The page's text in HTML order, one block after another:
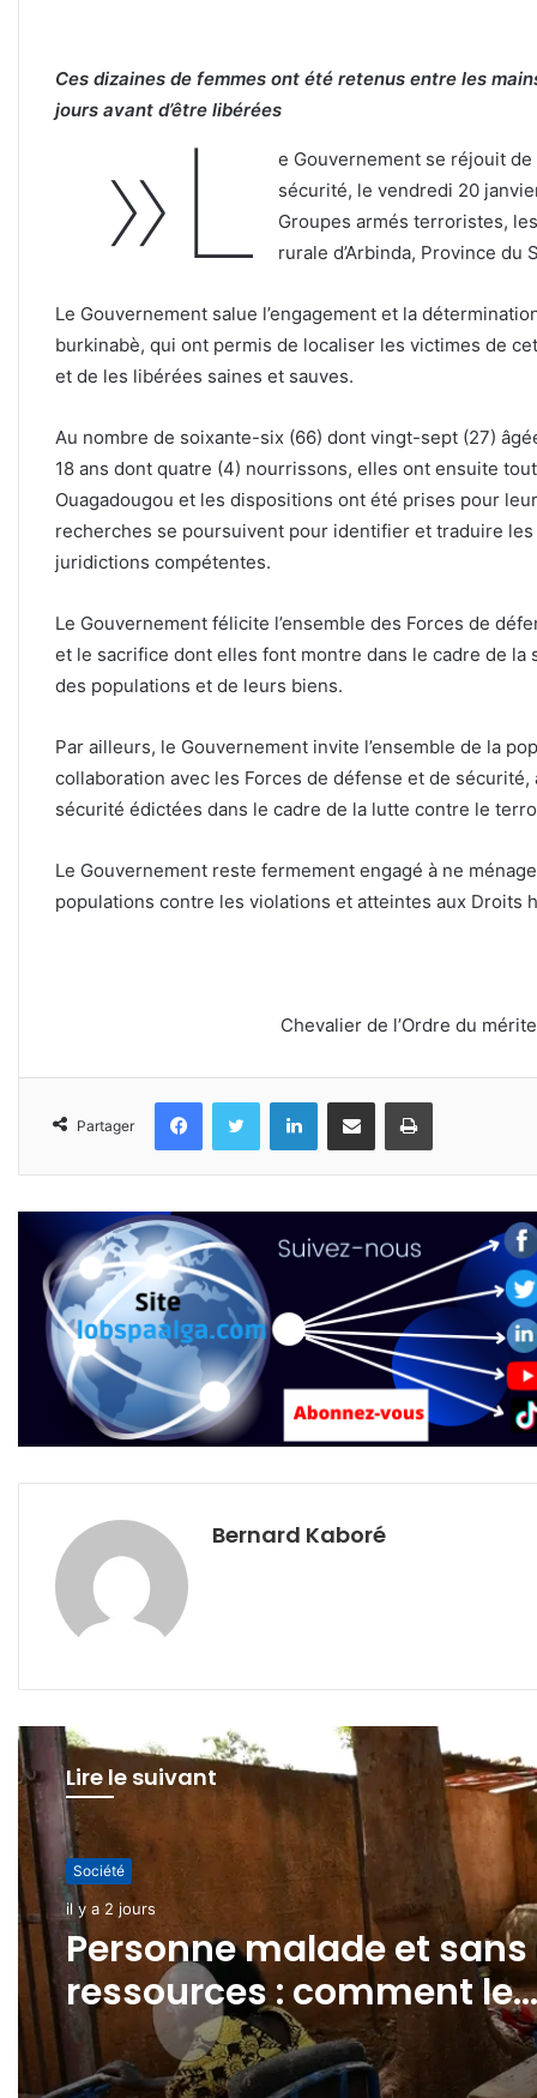
Ces dizaines de femmes ont été retenus entre les
jours avant d’être libérées
»L
e Gouvernement se réjouit
sécurité, le vendredi 20
Groupes armés terroristes,
rurale d’Arbinda, Province du
Le Gouvernement salue l’engagement et la
burkinabè, qui ont permis de localiser les victimes de
et de les libérées saines et sauves.
Au nombre de soixante-six (66) dont vingt-sept (27)
18 ans dont quatre (4) nourrissons, elles ont ensuite
Ouagadougou et les dispositions ont été prises pour
recherches se poursuivent pour identifier et traduire
juridictions compétentes.
Le Gouvernement félicite l’ensemble des Forces de
et le sacrifice dont elles font montre dans le cadre de
des populations et de leurs biens.
Par ailleurs, le Gouvernement invite l’ensemble de la
collaboration avec les Forces de défense et de
sécurité édictées dans le cadre de la lutte contre le
Le Gouvernement reste fermement engagé à ne
populations contre les violations et atteintes aux Droits
Chevalier de l’Ordre du
Partager
FacebookTwitter LinkedinPartager par email Imprimer
Bernard Kaboré
Lire le suivant
Société
il y a 2 jours
Personne malade et sans
ressources : comment le
Ministère de la Famille et
Société
il y a 6 jours
Réhabilitation du barrage